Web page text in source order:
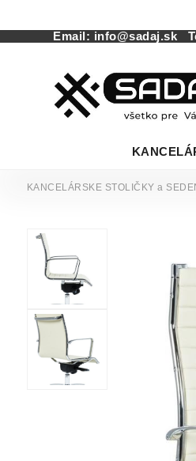
Email: info@sadaj.sk
KANCELÁRSKE STOLIČKY a